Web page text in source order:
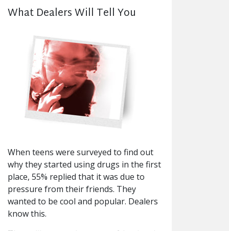
What Dealers Will Tell You
When teens were surveyed to find out
why they started using drugs in the first
place, 55% replied that it was due to
pressure from their friends. They
wanted to be cool and popular. Dealers
know this.